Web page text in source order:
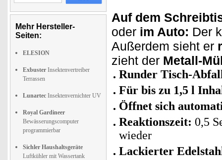
Mehr Hersteller-
Seiten:
ELESION
Exbuster Insektenvertreiber
Terrassen
Lunartec Insektenvernichter UV
Royal Gardineer
Bewässerungscomputer
programmierbar
Sichler Haushaltsgeräte
Luftkühler mit Wassertank
Auf dem
oder im Auto: Der
Außerdem sieht er
zieht der Metall-
Runder Tisch-
Für bis zu 1,5 l
Öffnet sich
Reaktionszeit: 0,5
wieder
Lackierter